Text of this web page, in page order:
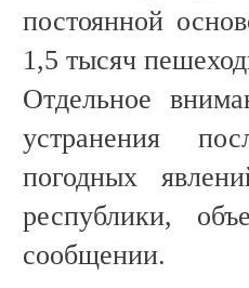
постоянной
1,5 тысяч
Отдельное
устранения
погодных
республики,
сообщении.